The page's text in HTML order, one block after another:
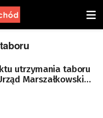
utrzymania taboru
Marszałkowski